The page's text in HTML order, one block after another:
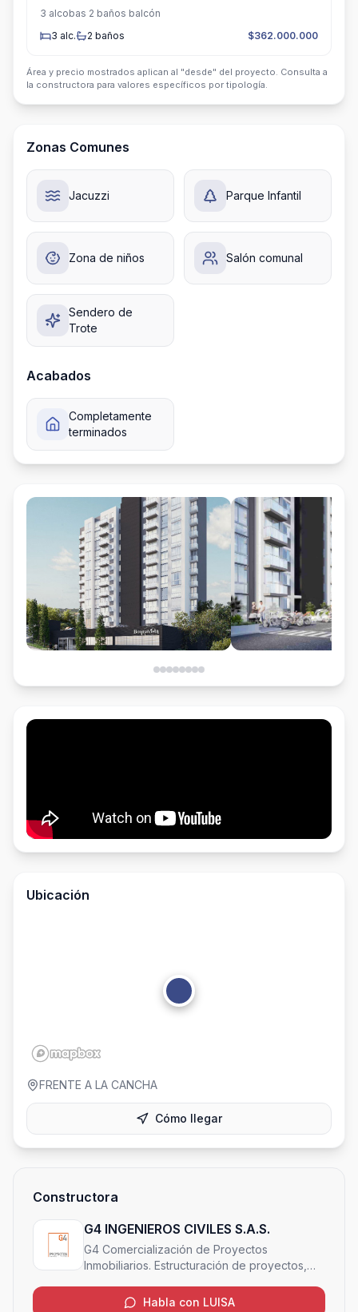
3 alcobas 2 baños balcón
3 alc. 2 baños $362.000.000
Área y precio mostrados aplican al "desde" del proyecto. Consulta a
la constructora para valores específicos por tipología.
Zonas Comunes
Jacuzzi Parque Infantil
Zona de niños Salón comunal
Sendero de
Trote
Acabados
Completamente
terminados
Ubicación
FRENTE A LA CANCHA
Cómo llegar
Constructora
G4 INGENIEROS CIVILES S.A.S.
G4 Comercialización de Proyectos
Inmobiliarios. Estructuración de proyectos,
Comercialización de Proyectos inmobiliarios
Habla con LUISA